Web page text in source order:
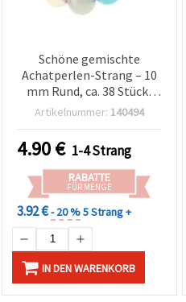
Schöne gemischte
Achatperlen-Strang – 10
mm Rund, ca. 38 Stück,
ideal für auffällige und
(Schmuck basteln)
Artikelnummer: 140494
4.90€ 1-4 Strang
RABATTE
FÜR MENGE
3.92 €- 20 %5 Strang +
IN DEN WARENKORB